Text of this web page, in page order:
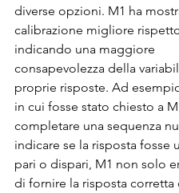
diverse opzioni. M1 ha
calibrazione migliore
indicando una maggiore
consapevolezza della
proprie risposte. Ad
in cui fosse stato chiesto a
completare una sequenza
indicare se la risposta fosse
pari o dispari, M1 non solo
di fornire la risposta corretta